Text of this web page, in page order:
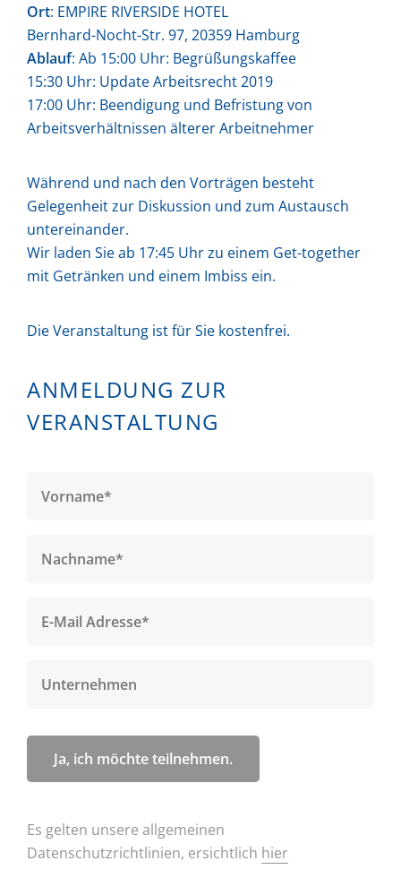
Ort: EMPIRE RIVERSIDE HOTEL
Bernhard-Nocht-Str. 97, 20359 Hamburg
Ablauf: Ab 15:00 Uhr: Begrüßungskaffee
15:30 Uhr: Update Arbeitsrecht 2019
17:00 Uhr: Beendigung und Befristung von
Arbeitsverhältnissen älterer Arbeitnehmer
Während und nach den Vorträgen besteht
Gelegenheit zur Diskussion und zum Austausch
untereinander.
Wir laden Sie ab 17:45 Uhr zu einem Get-together
mit Getränken und einem Imbiss ein.
Die Veranstaltung ist für Sie kostenfrei.
ANMELDUNG ZUR
VERANSTALTUNG
Es gelten unsere allgemeinen
Datenschutzrichtlinien, ersichtlich hier